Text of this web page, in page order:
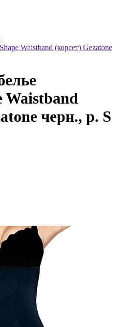
Waistband (корсет) Gezatone
Waistband
черн., р. S